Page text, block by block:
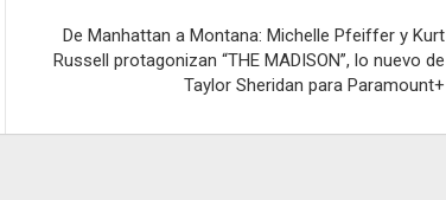
De Manhattan a Montana: Michelle Pfeiffer y Kurt
Russell protagonizan “THE MADISON”, lo nuevo de
Taylor Sheridan para Paramount+